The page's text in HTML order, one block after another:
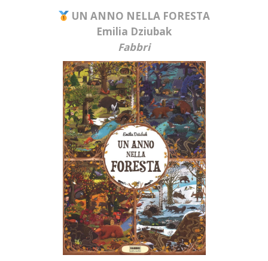
UN ANNO NELLA FORESTA
Emilia Dziubak
Fabbri